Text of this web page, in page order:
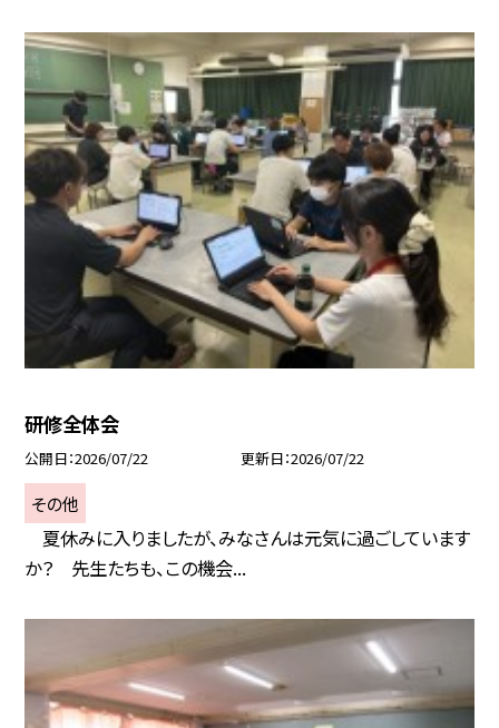
研修全体会
公開日 2026/07/22 更新日 2026/07/22
その他
夏休みに入りましたが、みなさんは元気に過ごしています
か？ 先生たちも、この機会...